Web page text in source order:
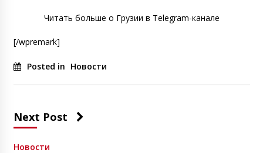
Читать больше о Грузии в Telegram-канале
[/wpremark]
Posted in Новости
Next Post
Новости